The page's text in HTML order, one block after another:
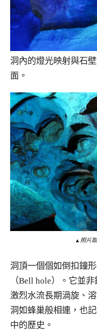
洞內的燈光映射與石
面。
▲照片
洞頂一個個如倒扣鐘
（Bell hole）。它並
激烈水流長期渦旋、
洞如蜂巢般相連，也
中的歷史。